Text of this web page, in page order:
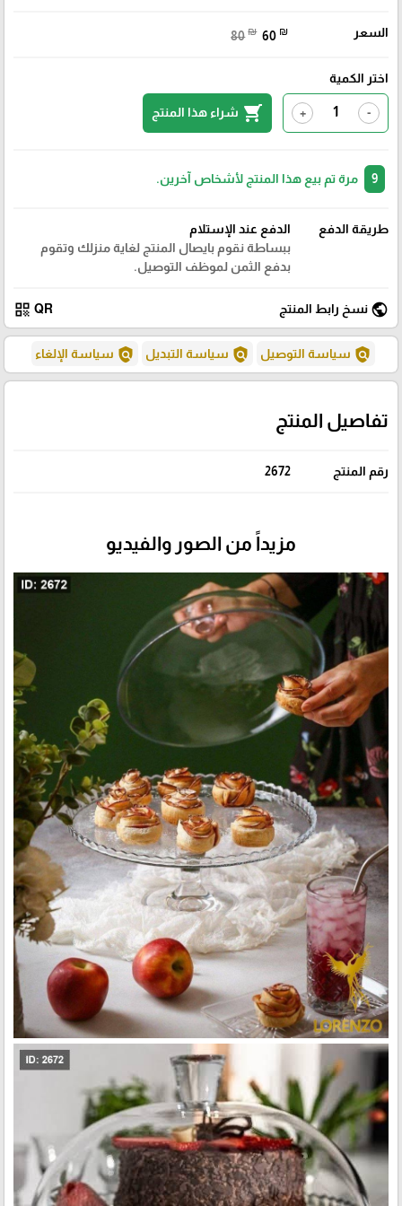
السعر 80 ₪ 60 ₪
اختر الكمية
-
+
shopping_cart شراء هذا المنتج
مرة تم بيع هذا المنتج لأشخاص آخرين.
طريقة الدفع
الدفع عند الإستلام
ببساطة نقوم بايصال المنتج لغاية منزلك وتقوم
بدفع الثمن لموظف التوصيل.
public نسخ رابط المنتج QR
qr_code
policy سياسة التوصيل policy سياسة التبديل policy سياسة الإلغاء
تفاصيل المنتج
رقم المنتج 2672
مزيداً من الصور والفيديو